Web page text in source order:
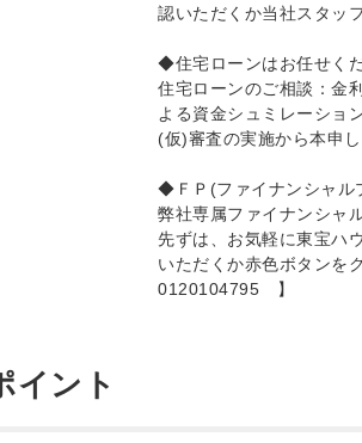
認いただくか当社スタッ
◆住宅ローンはお任せく
住宅ローンのご相談：金
よる資金シュミレーショ
(仮)審査の実施から本申
◆ＦＰ(ファイナンシャ
弊社専属ファイナンシャ
先ずは、お気軽に東宝ハ
いただくか赤色ボタンを
0120104795 】
イント